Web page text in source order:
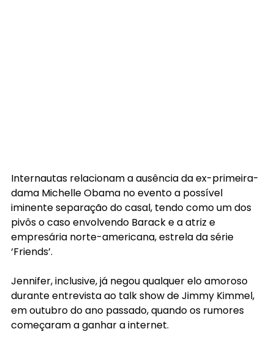
Internautas relacionam a ausência da ex-primeira-
dama Michelle Obama no evento a possível
iminente separação do casal, tendo como um dos
pivôs o caso envolvendo Barack e a atriz e
empresária norte-americana, estrela da série
‘Friends’.
Jennifer, inclusive, já negou qualquer elo amoroso
durante entrevista ao talk show de Jimmy Kimmel,
em outubro do ano passado, quando os rumores
começaram a ganhar a internet.